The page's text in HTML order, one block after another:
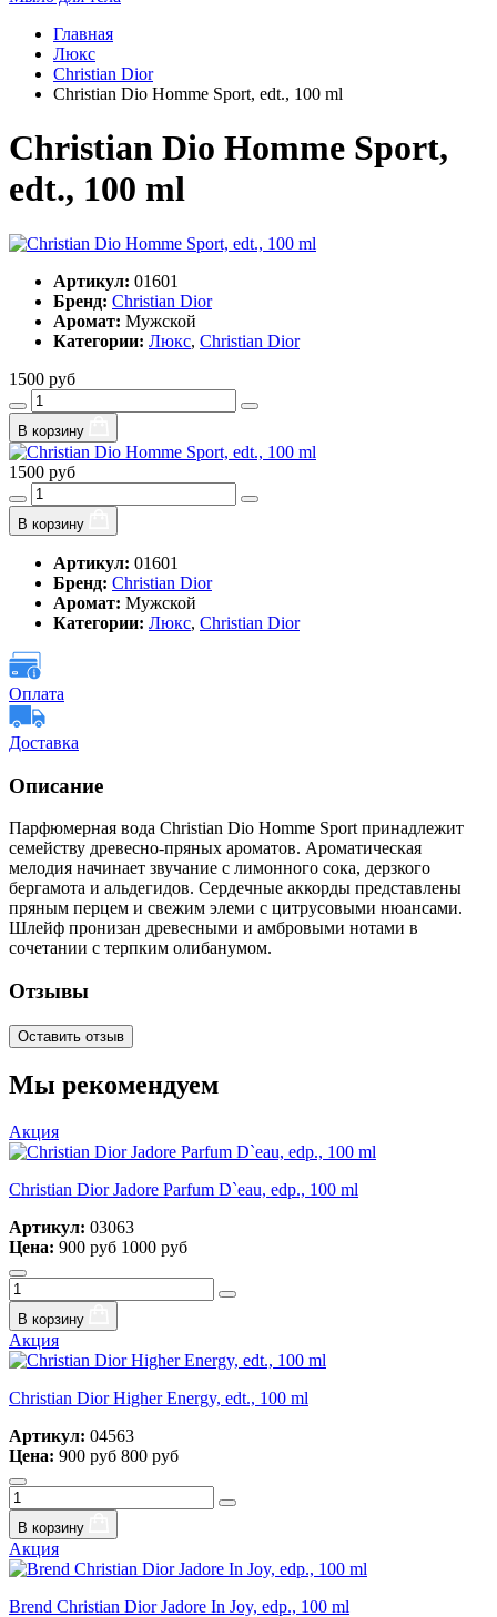
Главная
Люкс
Christian Dior
Christian Dio Homme Sport, edt., 100 ml
Christian Dio Homme Sport,
edt., 100 ml
Артикул: 01601
Бренд: Christian Dior
Аромат: Мужской
Категории: Люкс, Christian Dior
1500 руб
В корзину
1500 руб
В корзину
Артикул: 01601
Бренд: Christian Dior
Аромат: Мужской
Категории: Люкс, Christian Dior
Оплата
Доставка
Описание
Парфюмерная вода Christian Dio Homme Sport принадлежит
семейству древесно-пряных ароматов. Ароматическая
мелодия начинает звучание с лимонного сока, дерзкого
бергамота и альдегидов. Сердечные аккорды представлены
пряным перцем и свежим элеми с цитрусовыми нюансами.
Шлейф пронизан древесными и амбровыми нотами в
сочетании с терпким олибанумом.
Отзывы
Оставить отзыв
Мы рекомендуем
Акция
Christian Dior Jadore Parfum D`eau, edp., 100 ml
Артикул: 03063
Цена: 900 руб 1000 руб
В корзину
Акция
Christian Dior Higher Energy, edt., 100 ml
Артикул: 04563
Цена: 900 руб 800 руб
В корзину
Акция
Brend Christian Dior Jadore In Joy, edp., 100 ml